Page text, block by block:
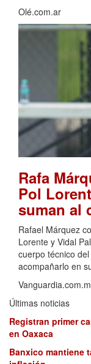
Olé.com.ar
Rafa
Pol
suman al
Rafael Márquez
Lorente y Vidal
cuerpo técnico
acompañarlo en
Últimas noticias
Registran primer
en Oaxaca
Banxico mantiene